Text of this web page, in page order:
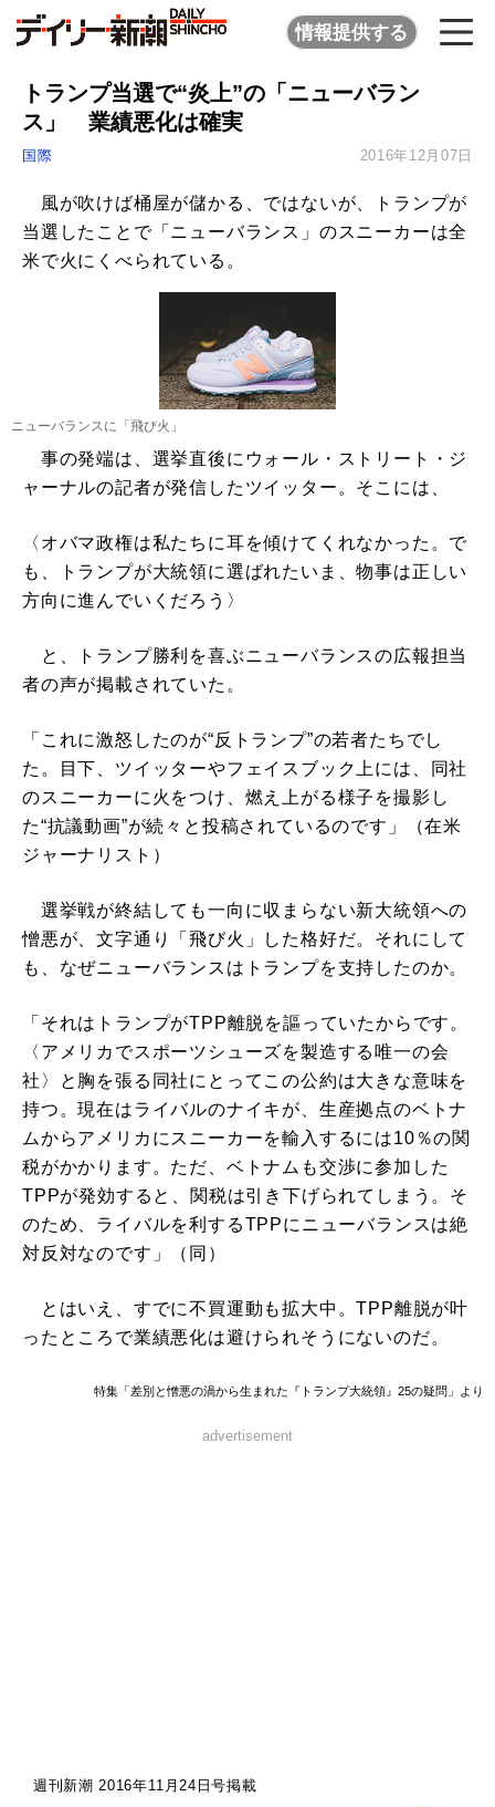
情報提供する
トランプ当選で“炎上”の「ニューバラン
ス」 業績悪化は確実
国際 2016年12月07日
風が吹けば桶屋が儲かる、ではないが、トランプが
当選したことで「ニューバランス」のスニーカーは全
米で火にくべられている。
ニューバランスに「飛び火」
事の発端は、選挙直後にウォール・ストリート・ジ
ャーナルの記者が発信したツイッター。そこには、
〈オバマ政権は私たちに耳を傾けてくれなかった。で
も、トランプが大統領に選ばれたいま、物事は正しい
方向に進んでいくだろう〉
と、トランプ勝利を喜ぶニューバランスの広報担当
者の声が掲載されていた。
「これに激怒したのが“反トランプ”の若者たちでし
た。目下、ツイッターやフェイスブック上には、同社
のスニーカーに火をつけ、燃え上がる様子を撮影し
た“抗議動画”が続々と投稿されているのです」（在米
ジャーナリスト）
選挙戦が終結しても一向に収まらない新大統領への
憎悪が、文字通り「飛び火」した格好だ。それにして
も、なぜニューバランスはトランプを支持したのか。
「それはトランプがTPP離脱を謳っていたからです。
〈アメリカでスポーツシューズを製造する唯一の会
社〉と胸を張る同社にとってこの公約は大きな意味を
持つ。現在はライバルのナイキが、生産拠点のベトナ
ムからアメリカにスニーカーを輸入するには10％の関
税がかかります。ただ、ベトナムも交渉に参加した
TPPが発効すると、関税は引き下げられてしまう。そ
のため、ライバルを利するTPPにニューバランスは絶
対反対なのです」（同）
とはいえ、すでに不買運動も拡大中。TPP離脱が叶
ったところで業績悪化は避けられそうにないのだ。
特集「差別と憎悪の渦から生まれた『トランプ大統領』25の疑問」より
advertisement
週刊新潮 2016年11月24日号掲載